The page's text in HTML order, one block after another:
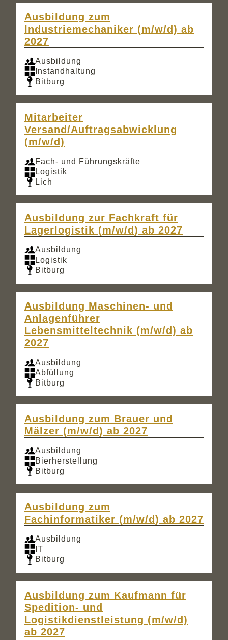
Ausbildung zum
Industriemechaniker (m/w/d) ab
2027
Ausbildung
Instandhaltung
Bitburg
Mitarbeiter
Versand/Auftragsabwicklung
(m/w/d)
Fach- und Führungskräfte
Logistik
Lich
Ausbildung zur Fachkraft für
Lagerlogistik (m/w/d) ab 2027
Ausbildung
Logistik
Bitburg
Ausbildung Maschinen- und
Anlagenführer
Lebensmitteltechnik (m/w/d) ab
2027
Ausbildung
Abfüllung
Bitburg
Ausbildung zum Brauer und
Mälzer (m/w/d) ab 2027
Ausbildung
Bierherstellung
Bitburg
Ausbildung zum
Fachinformatiker (m/w/d) ab 2027
Ausbildung
IT
Bitburg
Ausbildung zum Kaufmann für
Spedition- und
Logistikdienstleistung (m/w/d)
ab 2027